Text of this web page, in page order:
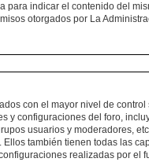
para indicar el contenido del
otorgados por La
con el mayor nivel de
y configuraciones del foro,
usuarios y moderadores,
también tienen todas las
realizadas por el